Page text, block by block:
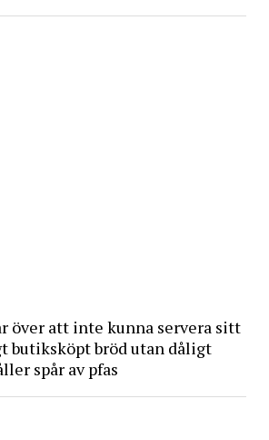
över att inte kunna servera sitt
butiksköpt bröd utan dåligt
spår av pfas